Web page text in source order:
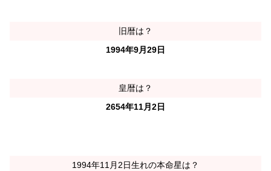
旧暦は？
1994年9月29日
皇暦は？
2654年11月2日
1994年11月2日生れの本命星は？